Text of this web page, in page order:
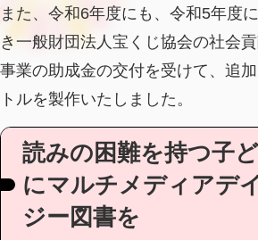
また、令和6年度にも、令和5年度
き⼀般財団法⼈宝くじ協会の社会
事業の助成⾦の交付を受けて、追
トルを製作いたしました。
読みの困難を持つ子
にマルチメディアデ
ジー図書を